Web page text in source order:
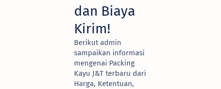
dan Biaya
Kirim!
Berikut admin
sampaikan informasi
mengenai Packing
Kayu J&T terbaru dari
Harga, Ketentuan,